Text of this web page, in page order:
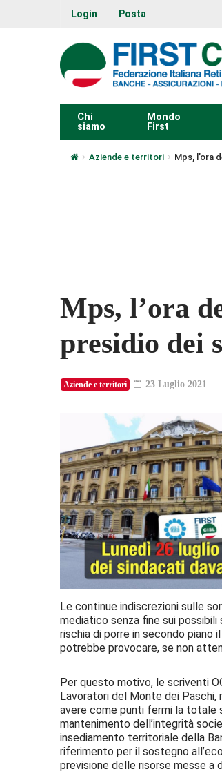
Login Posta
Chi
siamo
Mondo
First
Aziende e territori Mps, l’ora
Mps, l’ora
presidio dei
Aziende e territori 23 Luglio 2021
Le continue indiscrezioni sulle
mediatico senza fine sui
rischia di porre in secondo piano
potrebbe provocare, se non
Per questo motivo, le scriventi
Lavoratori del Monte dei Paschi,
avere come punti fermi la totale
mantenimento dell’integrità
insediamento territoriale della
riferimento per il sostegno
previsione delle risorse messe a